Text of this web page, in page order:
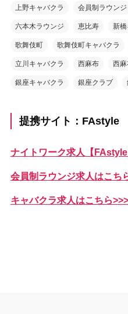
上野キャバクラ 会員制ラウンジ
六本木ラウンジ 恵比寿 新
歌舞伎町 歌舞伎町キャバクラ
立川キャバクラ 西麻布 西
銀座キャバクラ 銀座クラブ
提携サイト：FAstyle
ナイトワーク求人【FAstyle
会員制ラウンジ求人はこち
キャバクラ求人はこちら>>>